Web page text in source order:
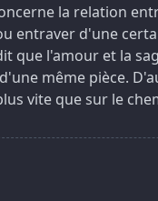
la relation
entraver d'une
que l'amour et la
même pièce.
vite que sur le